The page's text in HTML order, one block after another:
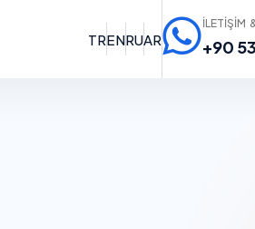
TRENRUAR
İLETİŞİM
+90